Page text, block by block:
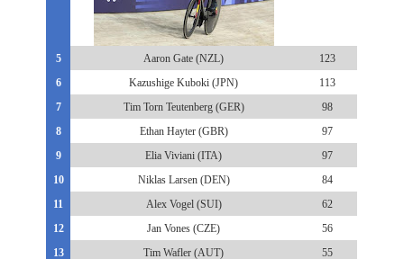
5 Aaron Gate (NZL)
123
6
Kazushige Kuboki (JPN)
113
7
Tim Torn Teutenberg (GER)
98
8
Ethan Hayter (GBR)
97
9
Elia Viviani (ITA)
97
10
Niklas Larsen (DEN)
84
11
Alex Vogel (SUI)
62
12
Jan Vones (CZE)
56
13
Tim Wafler (AUT) 55